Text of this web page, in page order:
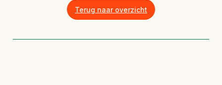
Terug naar overzicht